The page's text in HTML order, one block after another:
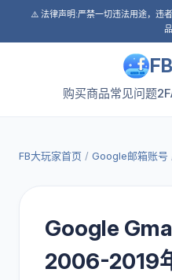
⚠️ 法律声明:严禁一切违法用途，违
品
购买商品常见问题
FB大玩家首页 / Google邮箱账号
Google
2006-2019